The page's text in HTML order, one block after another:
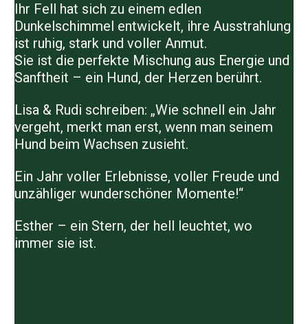
Ihr Fell hat sich zu einem edlen
Dunkelschimmel entwickelt, ihre Ausstrahlung
ist ruhig, stark und voller Anmut.
Sie ist die perfekte Mischung aus Energie und
Sanftheit – ein Hund, der Herzen berührt.
Lisa & Rudi schreiben: „Wie schnell ein Jahr
vergeht, merkt man erst, wenn man seinem
Hund beim Wachsen zusieht.
Ein Jahr voller Erlebnisse, voller Freude und
unzähliger wunderschöner Momente!“
Esther – ein Stern, der hell leuchtet, wo
immer sie ist.